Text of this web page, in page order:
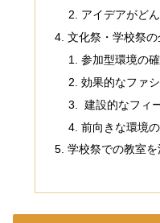
アイデアがど
文化祭・学校祭
参加型環境の
効果的なファ
建設的なフィ
前向きな環境
学校祭での教室